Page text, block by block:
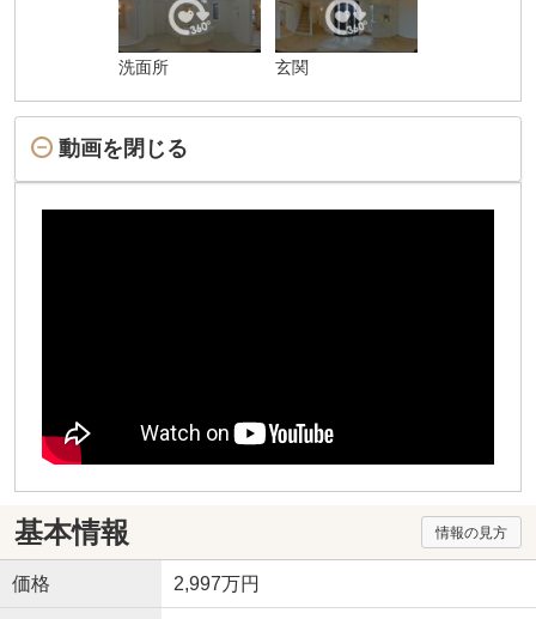
洗面所 玄関
動画を閉じる
基本情報 情報の見方
価格 2,997万円